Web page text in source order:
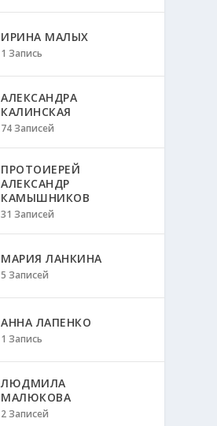
ИРИНА МАЛЫХ
1 Запись
АЛЕКСАНДРА
КАЛИНСКАЯ
74 Записей
ПРОТОИЕРЕЙ
АЛЕКСАНДР
КАМЫШНИКОВ
31 Записей
МАРИЯ ЛАНКИНА
5 Записей
АННА ЛАПЕНКО
1 Запись
ЛЮДМИЛА
МАЛЮКОВА
2 Записей